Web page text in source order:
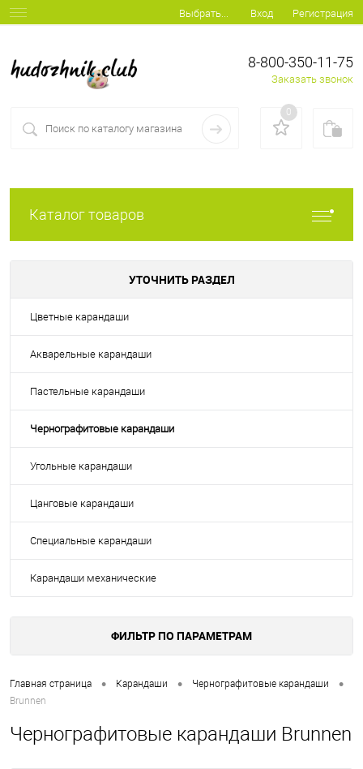
Выбрать... Вход Регистрация
8-800-350-11-75
Заказать звонок
0
Каталог товаров
УТОЧНИТЬ РАЗДЕЛ
Цветные карандаши
Акварельные карандаши
Пастельные карандаши
Чернографитовые карандаши
Угольные карандаши
Цанговые карандаши
Специальные карандаши
Карандаши механические
ФИЛЬТР ПО ПАРАМЕТРАМ
Главная страница • Карандаши • Чернографитовые карандаши •
Brunnen
Чернографитовые карандаши Brunnen